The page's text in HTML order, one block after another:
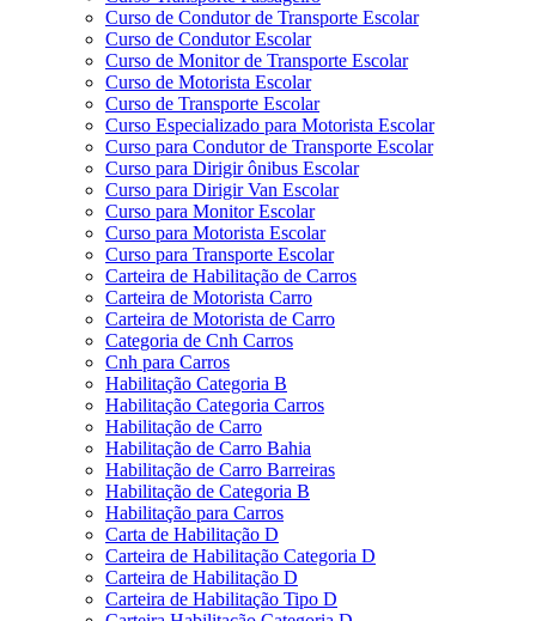
Curso de Condutor de Transporte Escolar
Curso de Condutor Escolar
Curso de Monitor de Transporte Escolar
Curso de Motorista Escolar
Curso de Transporte Escolar
Curso Especializado para Motorista Escolar
Curso para Condutor de Transporte Escolar
Curso para Dirigir ônibus Escolar
Curso para Dirigir Van Escolar
Curso para Monitor Escolar
Curso para Motorista Escolar
Curso para Transporte Escolar
Carteira de Habilitação de Carros
Carteira de Motorista Carro
Carteira de Motorista de Carro
Categoria de Cnh Carros
Cnh para Carros
Habilitação Categoria B
Habilitação Categoria Carros
Habilitação de Carro
Habilitação de Carro Bahia
Habilitação de Carro Barreiras
Habilitação de Categoria B
Habilitação para Carros
Carta de Habilitação D
Carteira de Habilitação Categoria D
Carteira de Habilitação D
Carteira de Habilitação Tipo D